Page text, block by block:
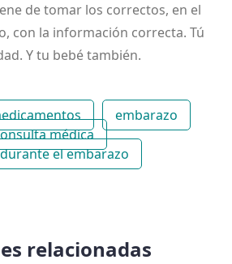
de tomar los correctos, en el
con la información correcta. Tú
Y tu bebé también.
embarazo
médica
el embarazo
relacionadas